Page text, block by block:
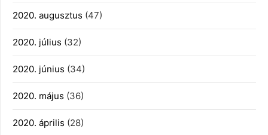
2020. augusztus (47)
2020. július (32)
2020. június (34)
2020. május (36)
2020. április (28)